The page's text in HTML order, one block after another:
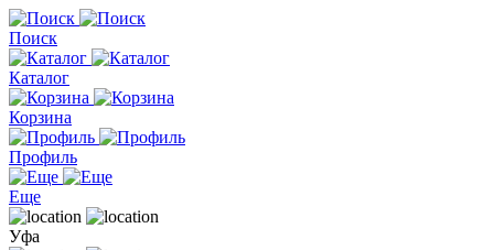
Поиск
Каталог
Корзина
Профиль
Еще
Уфа